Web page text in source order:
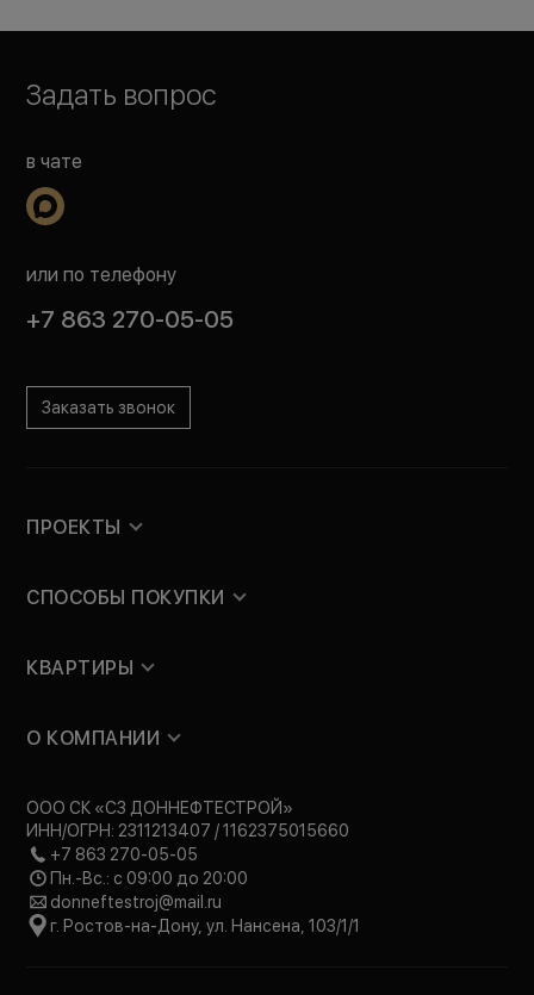
Задать вопрос
в чате
или по телефону
+7 863 270-05-05
Заказать звонок
ПРОЕКТЫ
СПОСОБЫ ПОКУПКИ
КВАРТИРЫ
О КОМПАНИИ
ООО СК «СЗ ДОННЕФТЕСТРОЙ»
ИНН/ОГРН: 2311213407 / 1162375015660
+7 863 270-05-05
Пн.-Вс.: с 09:00 до 20:00
donneftestroj@mail.ru
г. Ростов-на-Дону, ул. Нансена, 103/1/1